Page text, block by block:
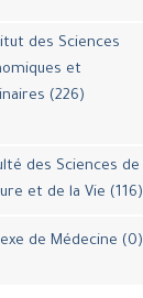
des Sciences
et
(226)
des Sciences de
et de la Vie (116)
de Médecine (0)